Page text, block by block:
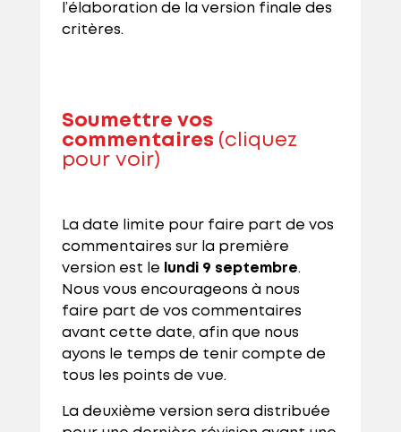
l’élaboration de la version finale des
critères.
Soumettre vos
commentaires (cliquez
pour voir)
La date limite pour faire part de vos
commentaires sur la première
version est le
lundi 9 septembre.
Nous vous encourageons à nous
faire part de vos commentaires
avant cette date, afin que nous
ayons le temps de tenir compte de
tous les points de vue.
La deuxième version sera distribuée